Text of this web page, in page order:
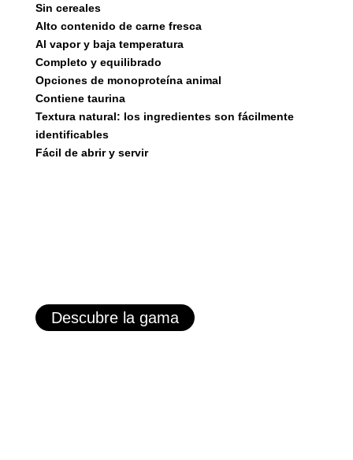
Sin cereales
Alto contenido de carne fresca
Al vapor y baja temperatura
Completo y equilibrado
Opciones de monoproteína animal
Contiene taurina
Textura natural: los ingredientes son fácilmente
identificables
Fácil de abrir y servir
Descubre la gama